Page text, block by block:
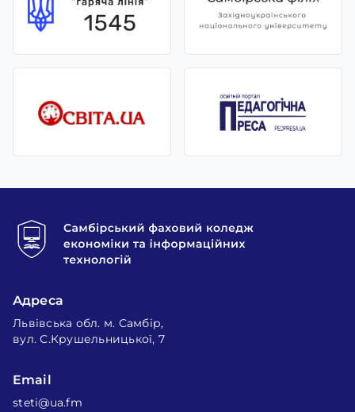
Адреса
Львівська обл. м. Самбір,
вул. С.Крушельницької, 7
Email
steti@ua.fm